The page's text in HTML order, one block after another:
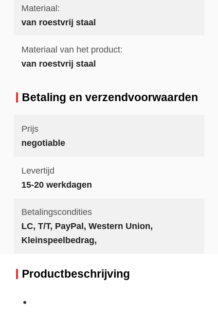
Materiaal:
van roestvrij staal
Materiaal van het product:
van roestvrij staal
Betaling en verzendvoorwaarden
Prijs
negotiable
Levertijd
15-20 werkdagen
Betalingscondities
LC, T/T, PayPal, Western Union,
Kleinspeelbedrag,
Productbeschrijving